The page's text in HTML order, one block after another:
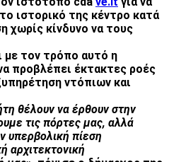
ιστορικό της κέντρο κατά
χωρίς κίνδυνο να τους
τον τρόπο αυτό η
προβλέπει έκτακτες ροές
ντόπιων και
θέλουν να έρθουν στην
τις πόρτες μας, αλλά
υπερβολική πίεση
αρχιτεκτονική